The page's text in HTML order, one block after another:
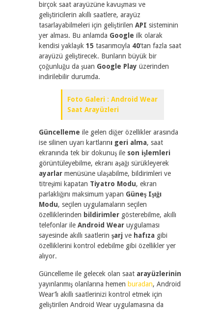
birçok saat arayüzüne kavuşması ve
geliştiricilerin akıllı saatlere, arayüz
tasarlayabilmeleri için geliştirilen API sisteminin
yer alması. Bu anlamda Google ilk olarak
kendisi yaklaşık 15 tasarımcıyla 40‘tan fazla saat
arayüzü geliştirecek. Bunların büyük bir
çoğunluğu da şuan Google Play üzerinden
indirilebilir durumda.
Foto Galeri : Android Wear
Saat Arayüzleri
Güncelleme ile gelen diğer özellikler arasında
ise silinen uyarı kartlarını geri alma, saat
ekranında tek bir dokunuş ile son işlemleri
görüntüleyebilme, ekranı aşağı sürükleyerek
ayarlar menüsüne ulaşabilme, bildirimleri ve
titreşimi kapatan Tiyatro Modu, ekran
parlaklığını maksimum yapan Güneş Işığı
Modu, seçilen uygulamaların seçilen
özelliklerinden bildirimler gösterebilme, akıllı
telefonlar ile Android Wear uygulaması
sayesinde akıllı saatlerin şarj ve hafıza gibi
özelliklerini kontrol edebilme gibi özellikler yer
alıyor.
Güncelleme ile gelecek olan saat arayüzlerinin
yayınlanmış olanlarına hemen buradan, Android
Wear’lı akıllı saatlerinizi kontrol etmek için
geliştirilen Android Wear uygulamasına da